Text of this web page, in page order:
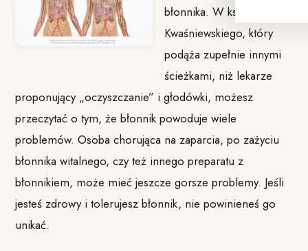
błonnika. W książkach
Kwaśniewskiego, który
podąża zupełnie innymi
ścieżkami, niż lekarze
proponujący „oczyszczanie” i głodówki, możesz
przeczytać o tym, że błonnik powoduje wiele
problemów. Osoba chorująca na zaparcia, po zażyciu
błonnika witalnego, czy też innego preparatu z
błonnikiem, może mieć jeszcze gorsze problemy. Jeśli
jesteś zdrowy i tolerujesz błonnik, nie powinieneś go
unikać.